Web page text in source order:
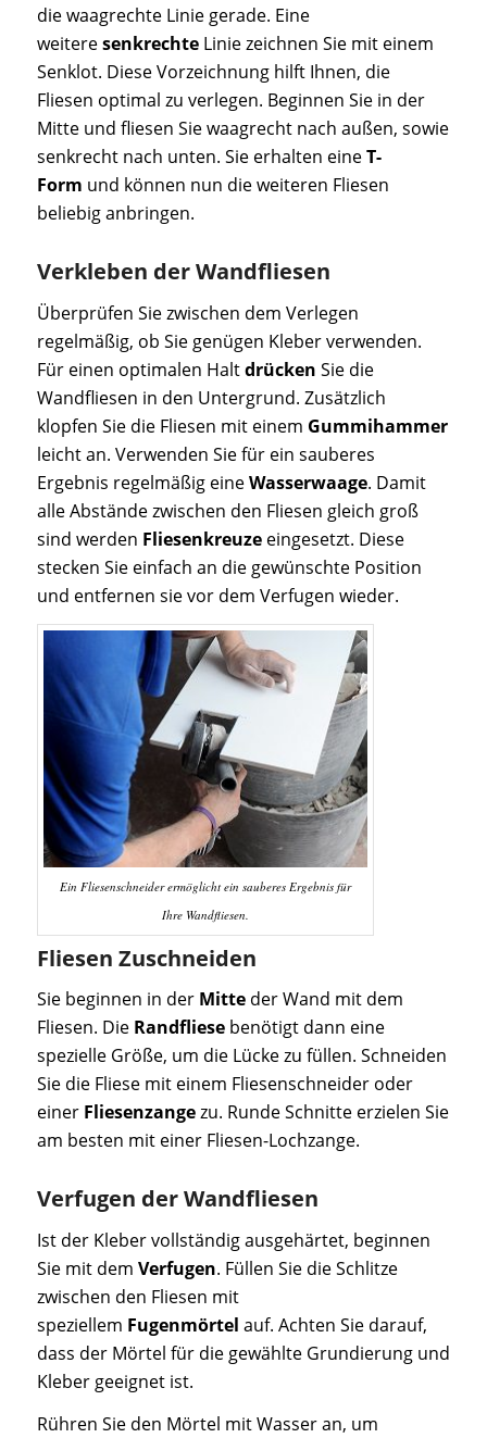
die waagrechte Linie gerade. Eine
weiteresenkrechteLinie zeichnen Sie mit einem
Senklot. Diese Vorzeichnung hilft Ihnen, die
Fliesen optimal zu verlegen. Beginnen Sie in der
Mitte und fliesen Sie waagrecht nach außen, sowie
senkrecht nach unten. Sie erhalten eineT-
Form und können nun die weiteren Fliesen
beliebig anbringen.
Verkleben der Wandfliesen
Überprüfen Sie zwischen dem Verlegen
regelmäßig, ob Sie genügen Kleber verwenden.
Für einen optimalen Haltdrücken Sie die
Wandfliesen in den Untergrund. Zusätzlich
klopfen Sie die Fliesen mit einem Gummihammer
leicht an. Verwenden Sie für ein sauberes
Ergebnis regelmäßig eineWasserwaage. Damit
alle Abstände zwischen den Fliesen gleich groß
sind werden Fliesenkreuzeeingesetzt. Diese
stecken Sie einfach an die gewünschte Position
und entfernen sie vor dem Verfugen wieder.
Ein Fliesenschneider ermöglicht ein sauberes Ergebnis für
Ihre Wandfliesen.
Fliesen Zuschneiden
Sie beginnen in der Mitteder Wand mit dem
Fliesen. Die Randfliesebenötigt dann eine
spezielle Größe, um die Lücke zu füllen. Schneiden
Sie die Fliese mit einem Fliesenschneider oder
einer Fliesenzangezu. Runde Schnitte erzielen Sie
am besten mit einer Fliesen-Lochzange.
Verfugen der Wandfliesen
Ist der Kleber vollständig ausgehärtet, beginnen
Sie mit dem Verfugen. Füllen Sie die Schlitze
zwischen den Fliesen mit
speziellem Fugenmörtel auf. Achten Sie darauf,
dass der Mörtel für die gewählte Grundierung und
Kleber geeignet ist.
Rühren Sie den Mörtel mit Wasser an, um